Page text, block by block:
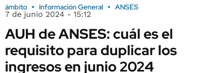
ámbito Información General ANSES
7 de junio 2024 - 15:12
AUH de ANSES: cuál es el
requisito para duplicar los
ingresos en junio 2024